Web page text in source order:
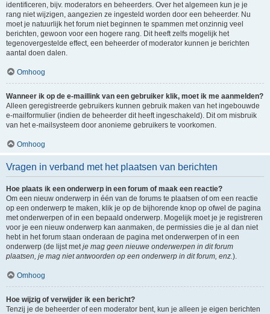
identificeren, bijv. moderators en beheerders. Over het algemeen kun je je
rang niet wijzigen, aangezien ze ingesteld worden door een beheerder. Nu
moet je natuurlijk het forum niet beginnen te spammen met onzinnig veel
berichten, gewoon voor een hogere rang. Dit heeft zelfs mogelijk het
tegenovergestelde effect, een beheerder of moderator kunnen je berichten
aantal doen dalen.
Omhoog
Wanneer ik op de e-maillink van een gebruiker klik, moet ik me aanmelden?
Alleen geregistreerde gebruikers kunnen gebruik maken van het ingebouwde
e-mailformulier (indien de beheerder dit heeft ingeschakeld). Dit om misbruik
van het e-mailsysteem door anonieme gebruikers te voorkomen.
Omhoog
Vragen in verband met het plaatsen van berichten
Hoe plaats ik een onderwerp in een forum of maak een reactie?
Om een nieuw onderwerp in één van de forums te plaatsen of om een reactie
op een onderwerp te maken, klik je op de bijhorende knop op ofwel de pagina
met onderwerpen of in een bepaald onderwerp. Mogelijk moet je je registreren
voor je een nieuw onderwerp kan aanmaken, de permissies die je al dan niet
hebt in het forum staan onderaan de pagina met onderwerpen of in een
onderwerp (de lijst metje mag geen nieuwe onderwerpen in dit forum
plaatsen, je mag niet antwoorden op een onderwerp in dit forum, enz.).
Omhoog
Hoe wijzig of verwijder ik een bericht?
Tenzij je de beheerder of een moderator bent, kun je alleen je eigen berichten